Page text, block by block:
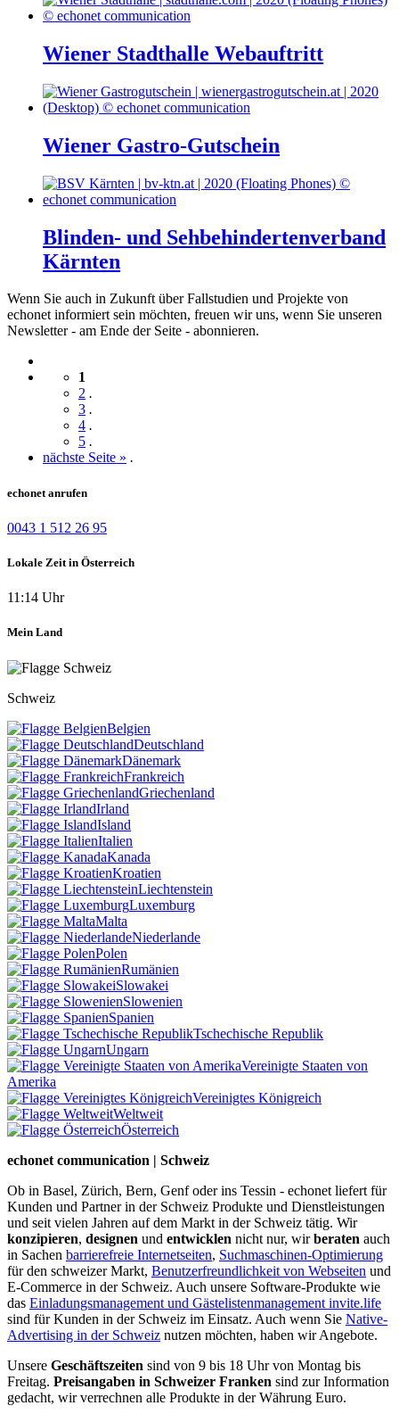
Wiener Stadthalle Webauftritt
Wiener Gastro-Gutschein
Blinden- und Sehbehindertenverband
Kärnten
Wenn Sie auch in Zukunft über Fallstudien und Projekte von
echonet informiert sein möchten, freuen wir uns, wenn Sie unseren
Newsletter - am Ende der Seite - abonnieren.
1
2 .
3 .
4 .
5 .
nächste Seite » .
echonet anrufen
0043 1 512 26 95
Lokale Zeit in Österreich
11:14 Uhr
Mein Land
Schweiz
Belgien
Deutschland
Dänemark
Frankreich
Griechenland
Irland
Island
Italien
Kanada
Kroatien
Liechtenstein
Luxemburg
Malta
Niederlande
Polen
Rumänien
Slowakei
Slowenien
Spanien
Tschechische Republik
Ungarn
Vereinigte Staaten von
Amerika
Vereinigtes Königreich
Weltweit
Österreich
echonet communication | Schweiz
Ob in Basel, Zürich, Bern, Genf oder ins Tessin - echonet liefert für
Kunden und Partner in der Schweiz Produkte und Dienstleistungen
und seit vielen Jahren auf dem Markt in der Schweiz tätig. Wir
konzipieren, designen und entwicklen nicht nur, wirberaten auch
in Sachen barrierefreie Internetseiten, Suchmaschinen-Optimierung
für den schweizer Markt, Benutzerfreundlichkeit von Webseiten und
E-Commerce in der Schweiz. Auch unsere Software-Produkte wie
das Einladungsmanagement und Gästelistenmanagement invite.life
sind für Kunden in der Schweiz im Einsatz. Auch wenn Sie Native-
Advertising in der Schweiz nutzen möchten, haben wir Angebote.
Unsere Geschäftszeiten sind von 9 bis 18 Uhr von Montag bis
Freitag. Preisangaben in Schweizer Franken sind zur Information
gedacht, wir verrechnen alle Produkte in der Währung Euro.